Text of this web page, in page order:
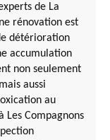
de La
rénovation est
détérioration
accumulation
non seulement
aussi
au
Les Compagnons